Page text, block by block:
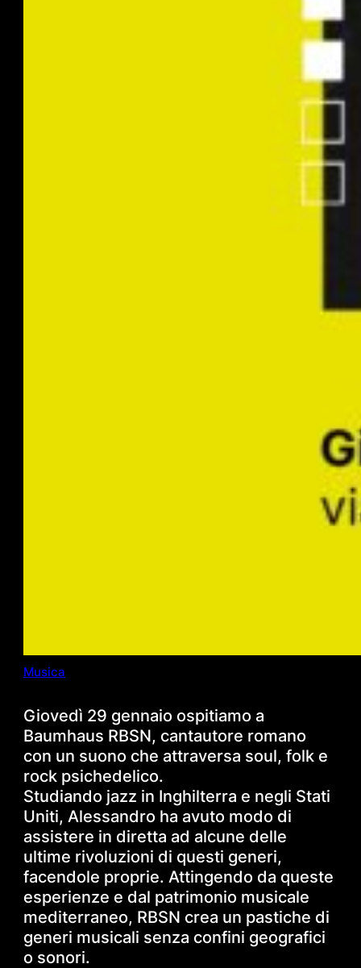
Musica
Giovedì 29 gennaio ospitiamo a
Baumhaus RBSN, cantautore romano
con un suono che attraversa soul, folk e
rock psichedelico.
Studiando jazz in Inghilterra e negli Stati
Uniti, Alessandro ha avuto modo di
assistere in diretta ad alcune delle
ultime rivoluzioni di questi generi,
facendole proprie. Attingendo da queste
esperienze e dal patrimonio musicale
mediterraneo, RBSN crea un pastiche di
generi musicali senza confini geografici
o sonori.